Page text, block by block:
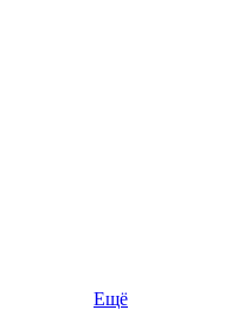
Ещё